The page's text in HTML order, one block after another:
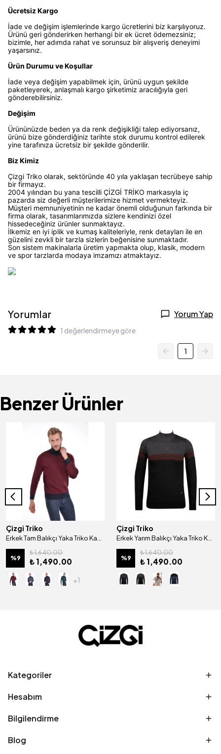
Ücretsiz Kargo
İade ve değişim işlemlerinde kargo ücretlerini biz karşılıyoruz.
Ürünü geri gönderirken herhangi bir ek ücret ödemezsiniz;
bizimle, her adımda rahat ve sorunsuz bir alışveriş deneyimi
yaşarsınız.
Ürün Durumu ve Koşullar
İade veya değişim yapabilmek için, ürünü uygun şekilde
paketleyerek, anlaşmalı kargo şirketimiz aracılığıyla geri
gönderebilirsiniz.
Değişim
Ürününüzde beden ya da renk değişikliği talep ediyorsanız,
ürünü bize gönderdiğiniz tarihte stok durumu kontrol edilerek
yine tarafınıza ücretsiz bir şekilde gönderilir.
Biz Kimiz
Çizgi Triko olarak, sektöründe 40 yıla yaklaşan tecrübeye sahip
bir firmayız.
2004 yılından bu yana tescilli ÇİZGİ TRİKO markasıyla iç
pazarda siz değerli müşterilerimize hizmet vermekteyiz.
Müşteri memnuniyetinin ne kadar önemli olduğunun farkında bir
firma olarak, tasarımlarımızda sizlere kendinizi özel
hissedeceğiniz ürünler sunmaktayız.
İlkemiz en iyi iplik ve kumaş kaliteleriyle, renk detayları ile en
güzelini zevkli bir tarzla sizlerin beğenisine sunmaktadır.
Son sistem makinalarla üretim yapmakta olup, klasik, modern
ve spor tarzlarda modaya imzamızı atmaktayız.
Yorumlar Yorum Yap
1 değerlendirmeye göre
1
Benzer Ürünler
Çizgi Triko
Erkek Tam Balıkçı Yaka Triko Kazak Desenli Dokuma Çelik Örgü Klasik Kalıp - 4417E
%9
₺ 1,640.00
₺ 1,490.00
+1
Çizgi Triko
Erkek Yarım Balıkçı Yaka Triko Kazak Desenli Kol ve Bel Lastikli Çelik Örgü Regular Kalıp - 5009B
%9
₺ 1,640.00
₺ 1,490.00
Kategoriler
Hesabım
Bilgilendirme
Blog